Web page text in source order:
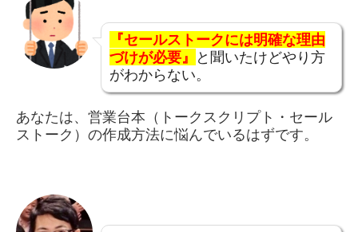
『セールストークには明確な理由
づけが必要』
と聞いたけどやり方
がわからない。
あなたは、営業台本（トークスクリプト・セール
ストーク）の作成方法に悩んでいるはずです。